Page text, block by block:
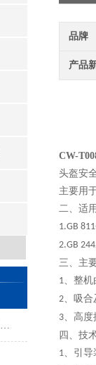
全自动呼吸器综合检测仪对面罩泄漏率的定量检测方法
品牌
产品
CW-
头盔安
主要用
二、 适
1.GB
2.GB
三、主
1、整机
2、吸合
3、高度
四、技
1、引导